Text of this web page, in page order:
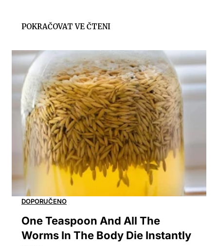
One Teaspoon And All The
Worms In The Body Die Instantly